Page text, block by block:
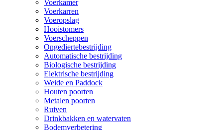
Voerkamer
Voerkarren
Voeropslag
Hooistomers
Voerscheppen
Ongediertebestrijding
Automatische bestrijding
Biologische bestrijding
Elektrische bestrijding
Weide en Paddock
Houten poorten
Metalen poorten
Ruiven
Drinkbakken en watervaten
Bodemverbetering